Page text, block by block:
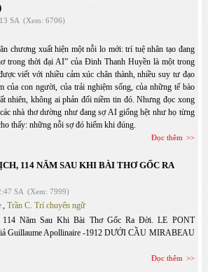
SA (Xem: 6706)
chương xuất hiện một nỗi lo mới: trí tuệ nhân tạo đang
trong thời đại AI” của Đinh Thanh Huyền là một trong
viết với nhiều cảm xúc chân thành, nhiều suy tư đạo
của con người, của trải nghiệm sống, của những tế bào
nhiên, không ai phản đối niềm tin đó. Nhưng đọc xong
nhà thơ dường như đang sợ AI giống hệt như họ từng
thấy: những nỗi sợ đó hiếm khi đúng.
Đọc thêm
114 NĂM SAU KHI BÀI THƠ GỐC RA
SA (Xem: 7999)
, Trần C. Trí chuyển ngữ
Năm Sau Khi Bài Thơ Gốc Ra Đời. LE PONT
Guillaume Apollinaire -1912 DƯỚI CẦU MIRABEAU
Đọc thêm